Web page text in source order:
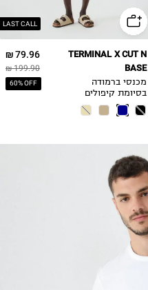
LAST CALL
79.96 ₪
199.90 ₪
60% OFF
TERMINAL X CUT N
BASE
מכנסי ברמודה
בסיומת קיפולים